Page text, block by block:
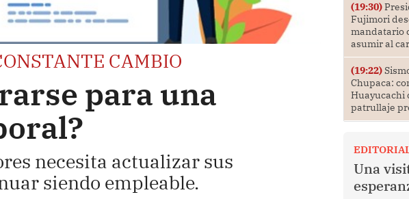
CAMBIO
para una
necesita actualizar sus
siendo empleable.
(19:30)
Fujimori
mandatario
asumir al
(19:22)
Chupaca:
Huayucachi
patrullaje
Una